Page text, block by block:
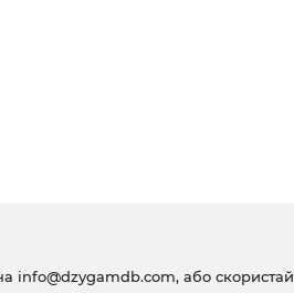
info@dzygamdb.com, або